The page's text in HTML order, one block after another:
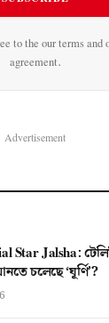
to the our terms and
agreement.
Advertisement
Star Jalsha:
চলেছে ‘ঘূর্ণি’?